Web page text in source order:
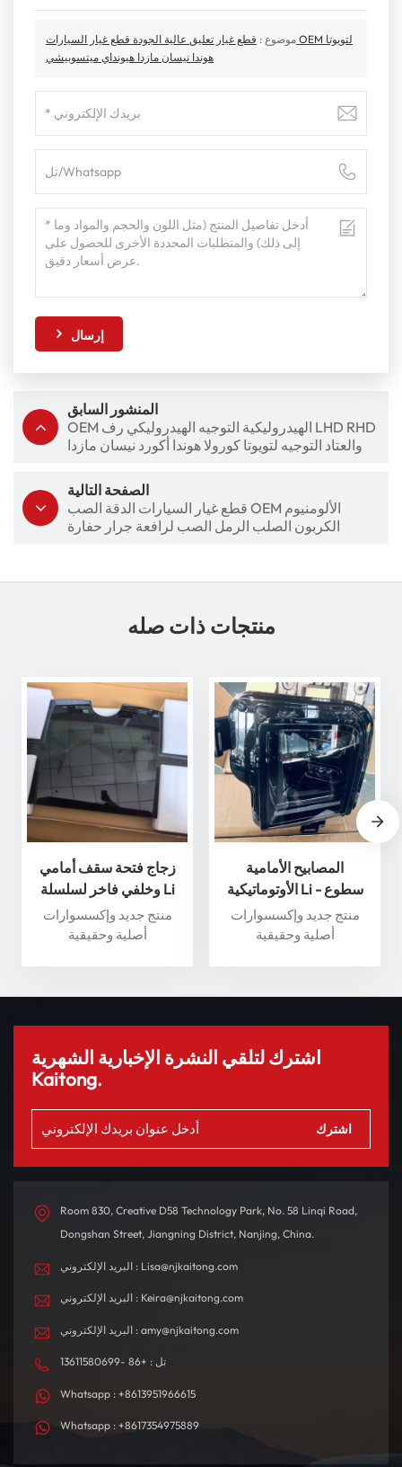
موضوع : قطع غيار تعليق عالية الجودة قطع غيار السيارات OEM لتويوتا
هوندا نيسان مازدا هيونداي ميتسوبيشي
إرسال
المنشور السابق
OEM الهيدروليكية التوجيه الهيدروليكي رف LHD RHD
والعتاد التوجيه لتويوتا كورولا هوندا أكورد نيسان مازدا
الصفحة التالية
قطع غيار السيارات الدقة الصب OEM الألومنيوم
الكربون الصلب الرمل الصب لرافعة جرار حفارة
منتجات ذات صله
زجاج فتحة سقف أمامي
وخلفي فاخر لسلسلة Li
Auto L - عزز تجربة القيادة
الخاصة بك
منتج جديد وإكسسوارات
أصلية وحقيقية
المصابيح الأمامية
الأوتوماتيكية Li - سطوع
وأداء فائقان لسلامة قصوى
منتج جديد وإكسسوارات
أصلية وحقيقية
اشترك لتلقي النشرة الإخبارية الشهرية
Kaitong.
Room 830, Creative D58 Technology Park, No. 58 Linqi Road,
Dongshan Street, Jiangning District, Nanjing, China.
البريد الإلكتروني : Lisa@njkaitong.com
البريد الإلكتروني : Keira@njkaitong.com
البريد الإلكتروني : amy@njkaitong.com
تل : +86 -13611580699
Whatsapp : +8613951966615
Whatsapp : +8617354975889